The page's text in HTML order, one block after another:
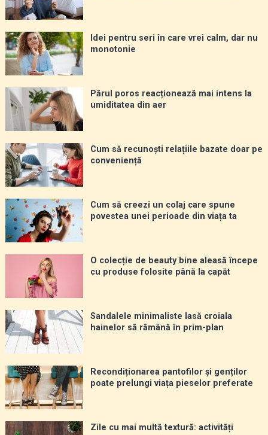
Idei pentru seri în care vrei calm, dar nu
monotonie
Părul poros reacționează mai intens la
umiditatea din aer
Cum să recunoști relațiile bazate doar pe
conveniență
Cum să creezi un colaj care spune
povestea unei perioade din viața ta
O colecție de beauty bine aleasă începe
cu produse folosite până la capăt
Sandalele minimaliste lasă croiala
hainelor să rămână în prim-plan
Recondiționarea pantofilor și genților
poate prelungi viața pieselor preferate
Zile cu mai multă textură: activități